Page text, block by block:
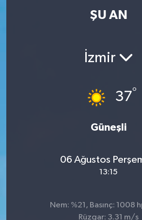
ŞU AN
İzmir
37°
Güneşli
06 Ağustos
13:15
Nem: %21, Basınç: 1008
Rüzgar: 3.31 m/s